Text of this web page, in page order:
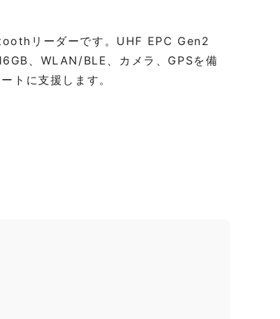
リーダーです。UHF EPC Gen2
、WLAN/BLE、カメラ、GPSを備
トに支援します。